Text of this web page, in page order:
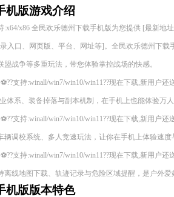
机版游戏介绍
:x64/x86 全民欢乐德州下载手机版为您提供 [最新地
入口、网页版、平台、网址等]。全民欢乐德州下
战争等多重玩法，带您体验掌控战场的快感。
支持:winall/win7/win10/win11??现在下载,新用户
体系、装备掉落与副本机制，在手机上也能体验万
支持:winall/win7/win10/win11??现在下载,新用户
辆调校系统、多人竞速玩法，让你在手机上体验速
支持:winall/win7/win10/win11??现在下载,新用户
离线地图下载、轨迹记录与危险区域提醒，是户外
机版版本特色